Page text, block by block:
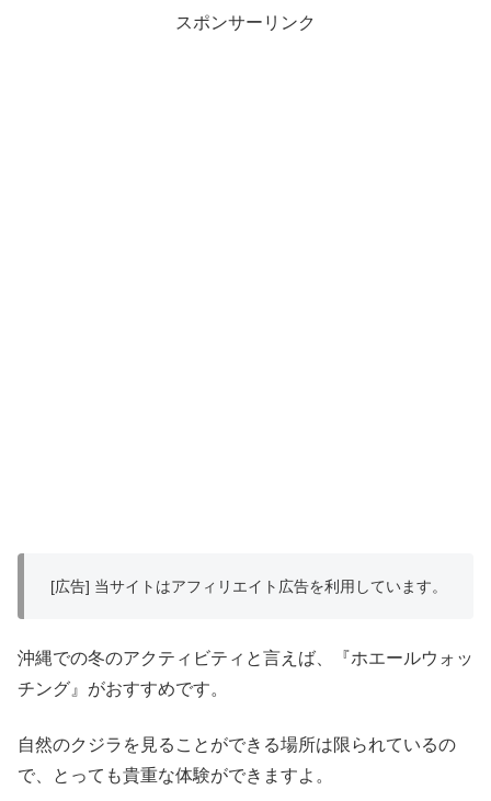
スポンサーリンク
[広告] 当サイトはアフィリエイト広告を利用しています。
沖縄での冬のアクティビティと言えば、『ホエールウォッ
チング』がおすすめです。
自然のクジラを見ることができる場所は限られているの
で、とっても貴重な体験ができますよ。